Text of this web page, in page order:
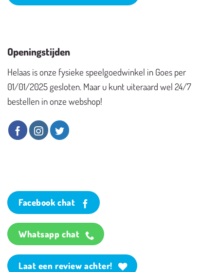
Openingstijden
Helaas is onze fysieke speelgoedwinkel in Goes per
01/01/2025 gesloten. Maar u kunt uiteraard wel 24/7
bestellen in onze webshop!
Facebook chat
Whatsapp chat
Laat een review achter!